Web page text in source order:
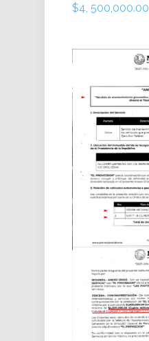
$4, 500,000.00